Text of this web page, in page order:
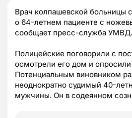
Врач колпашевской больницы
о 64-летнем пациенте с
сообщает пресс-служба УМВД.
Полицейские поговорили с
осмотрели его дом и
Потенциальным виновником
неоднократно судимый 40-
мужчины. Он в содеянном